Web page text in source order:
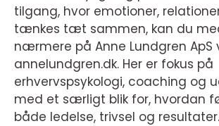
tilgang, hvor emotioner,
tænkes tæt sammen, kan du
nærmere på Anne Lundgren ApS
annelundgren.dk. Her er fokus på
erhvervspsykologi, coaching og
med et særligt blik for, hvordan
både ledelse, trivsel og resultater.